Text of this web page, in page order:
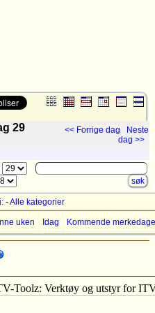
29
<< Forrige dag
Neste
dag >>
- Alle kategorier
uken Idag Kommende
Toolz: Verktøy og utstyr for